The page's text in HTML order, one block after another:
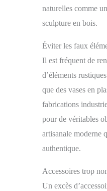
accompagner au
nos produits
France, nous
naturelles comme
sculpture en bois.
Éviter les faux
Il est fréquent de
d’éléments
que des vases en
fabrications
pour de véritables
artisanale moderne
authentique.
Accessoires trop
Un excès